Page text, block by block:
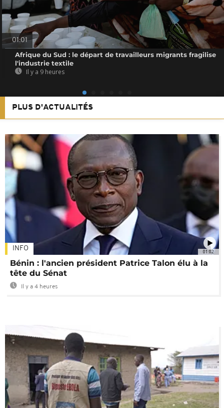
01:01
Afrique du Sud : le départ de travailleurs migrants fragilise
l'industrie textile
Il y a 9 heures
PLUS D'ACTUALITÉS
01:02
INFO
Bénin : l'ancien président Patrice Talon élu à la
tête du Sénat
Il y a 4 heures